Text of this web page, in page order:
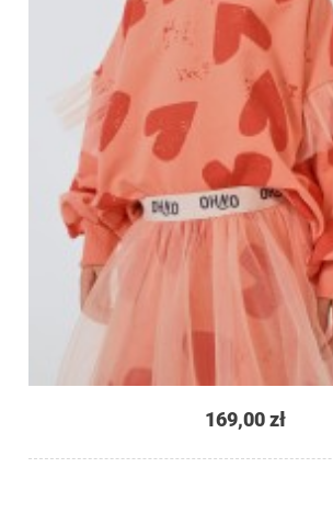
169,00 zł